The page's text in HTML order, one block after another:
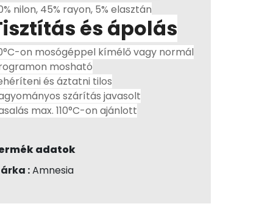
nilon, 45% rayon, 5% elasztán
és ápolás
on mosógéppel kímélő vagy normál
mosható
és áztatni tilos
szárítás javasolt
max. 110°C-on ajánlott
adatok
:Amnesia